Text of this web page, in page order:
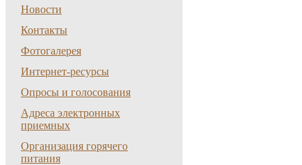
Новости
Контакты
Фотогалерея
Интернет-ресурсы
Опросы и голосования
Адреса электронных
приемных
Организация горячего
питания